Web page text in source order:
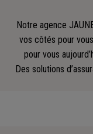
Notre agence
vos côtés pour
pour vous
Des solutions